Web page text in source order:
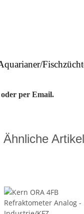
per Email.
Ähnliche Artikel